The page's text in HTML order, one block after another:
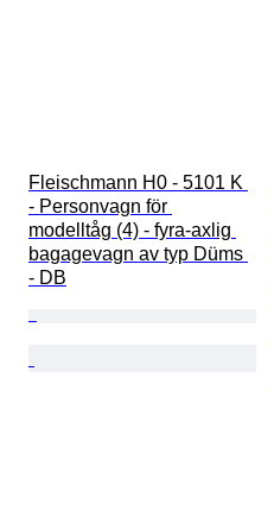
Fleischmann H0 - 5101 K
- Personvagn för
modelltåg (4) - fyra-axlig
bagagevagn av typ Düms
- DB